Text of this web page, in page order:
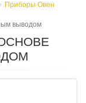
Приборы Овен
выводом